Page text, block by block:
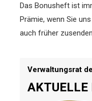
Das Bonusheft ist
Prämie, wenn Sie
auch früher
Verwaltungsrat
AKTUELLE